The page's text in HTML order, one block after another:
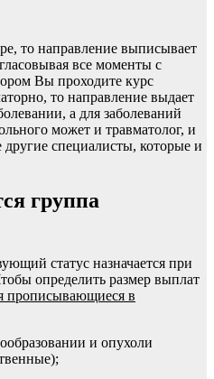
то направление выписывает
все моменты с
Вы проходите курс
то направление выдает
а для заболеваний
может и травматолог, и
другие специалисты, которые и
группа
статус назначается при
определить размер выплат
прописывающиеся в
и опухоли